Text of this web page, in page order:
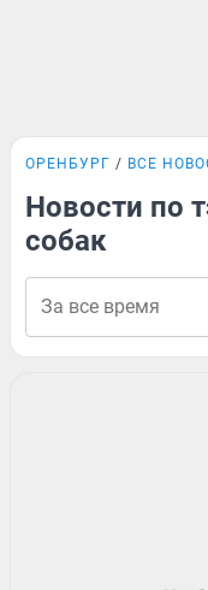
ОРЕНБУРГ ВСЕ
Новости по
собак